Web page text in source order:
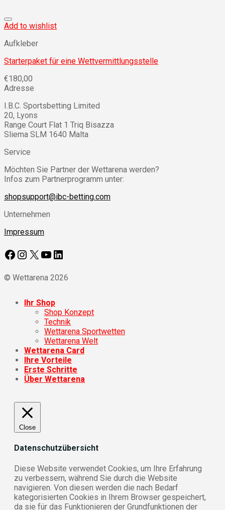
Add to wishlist
Aufkleber
Starterpaket für eine Wettvermittlungsstelle
€180,00
Adresse
I.B.C. Sportsbetting Limited
20, Lyons
Range Court Flat 1 Triq Bisazza
Sliema SLM 1640 Malta
Service
Möchten Sie Partner der Wettarena werden?
Infos zum Partnerprogramm unter:
shopsupport@ibc-betting.com
Unternehmen
Impressum
Facebook
Instagram
X YouTube
LinkedIn
© Wettarena 2026
Ihr Shop
Shop Konzept
Technik
Wettarena Sportwetten
Wettarena Welt
Wettarena Card
Ihre Vorteile
Erste Schritte
Über Wettarena
Close
Datenschutzübersicht
Diese Website verwendet Cookies, um Ihre Erfahrung
zu verbessern, während Sie durch die Website
navigieren. Von diesen werden die nach Bedarf
kategorisierten Cookies in Ihrem Browser gespeichert,
da sie für das Funktionieren der Grundfunktionen der